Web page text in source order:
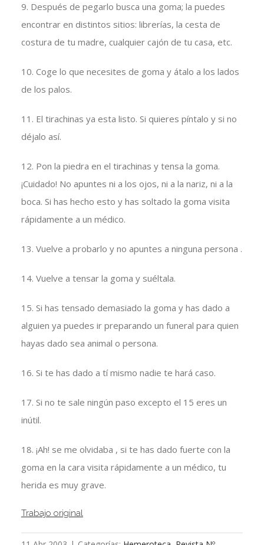
9. Después de pegarlo busca una goma; la puedes
encontrar en distintos sitios: librerías, la cesta de
costura de tu madre, cualquier cajón de tu casa, etc.
10. Coge lo que necesites de goma y átalo a los lados
de los palos.
11. El tirachinas ya esta listo. Si quieres píntalo y si no
déjalo así.
12. Pon la piedra en el tirachinas y tensa la goma.
¡Cuidado! No apuntes ni a los ojos, ni a la nariz, ni a la
boca. Si has hecho esto y has soltado la goma visita
rápidamente a un médico.
13. Vuelve a probarlo y no apuntes a ninguna persona .
14. Vuelve a tensar la goma y suéltala.
15. Si has tensado demasiado la goma y has dado a
alguien ya puedes ir preparando un funeral para quien
hayas dado sea animal o persona.
16. Si te has dado a tí mismo nadie te hará caso.
17. Si no te sale ningún paso excepto el 15 eres un
inútil.
18. ¡Ah! se me olvidaba , si te has dado fuerte con la
goma en la cara visita rápidamente a un médico, tu
herida es muy grave.
Trabajo original